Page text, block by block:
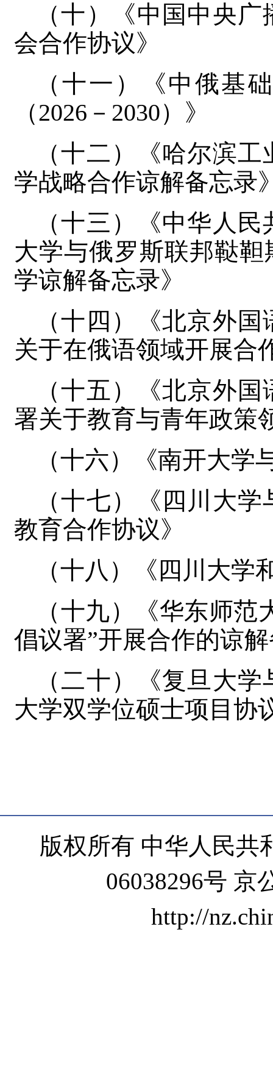
（十）《中国中央
会合作协议》
（十一）《中俄基
（2026－2030）》
（十二）《哈尔滨
学战略合作谅解备忘录
（十三）《中华人
大学与俄罗斯联邦鞑
学谅解备忘录》
（十四）《北京外
关于在俄语领域开展合
（十五）《北京外
署关于教育与青年政策
（十六）《南开大
（十七）《四川大
教育合作协议》
（十八）《四川大
（十九）《华东师
倡议署”开展合作的谅
（二十）《复旦大
大学双学位硕士项目协
版权所有 中华人民共
06038296号 京
http://